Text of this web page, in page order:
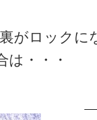
がロック
は・・・